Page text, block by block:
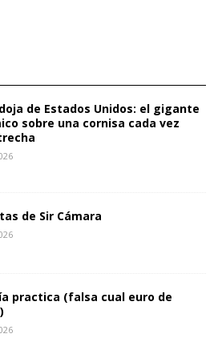
de Estados Unidos: el gigante
sobre una cornisa cada vez
de Sir Cámara
practica (falsa cual euro de